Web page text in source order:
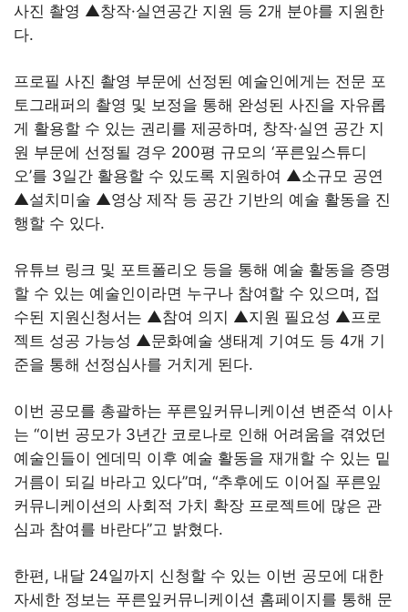
사진 촬영 ▲창작·실연공간 지원 등 2개 분야를 지원한
다.
프로필 사진 촬영 부문에 선정된 예술인에게는 전문 포
토그래퍼의 촬영 및 보정을 통해 완성된 사진을 자유롭
게 활용할 수 있는 권리를 제공하며, 창작·실연 공간 지
원 부문에 선정될 경우 200평 규모의 ‘푸른잎스튜디
오’를 3일간 활용할 수 있도록 지원하여 ▲소규모 공연
▲설치미술 ▲영상 제작 등 공간 기반의 예술 활동을 진
행할 수 있다.
유튜브 링크 및 포트폴리오 등을 통해 예술 활동을 증명
할 수 있는 예술인이라면 누구나 참여할 수 있으며, 접
수된 지원신청서는 ▲참여 의지 ▲지원 필요성 ▲프로
젝트 성공 가능성 ▲문화예술 생태계 기여도 등 4개 기
준을 통해 선정심사를 거치게 된다.
이번 공모를 총괄하는 푸른잎커뮤니케이션 변준석 이사
는 “이번 공모가 3년간 코로나로 인해 어려움을 겪었던
예술인들이 엔데믹 이후 예술 활동을 재개할 수 있는 밑
거름이 되길 바라고 있다”며, “추후에도 이어질 푸른잎
커뮤니케이션의 사회적 가치 확장 프로젝트에 많은 관
심과 참여를 바란다”고 밝혔다.
한편, 내달 24일까지 신청할 수 있는 이번 공모에 대한
자세한 정보는 푸른잎커뮤니케이션 홈페이지를 통해 문